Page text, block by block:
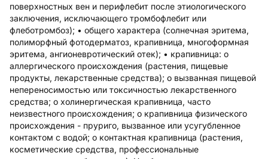
поверхностных вен и перифлебит после этиологического
заключения, исключающего тромбофлебит или
флеботромбоз); • общего характера (солнечная эритема,
полиморфный фотодерматоз, крапивница, многоформная
эритема, ангионевротический отек); • крапивница: o
аллергического происхождения (растения, пищевые
продукты, лекарственные средства); o вызванная пищевой
непереносимостью или токсичностью лекарственного
средства; o холинергическая крапивница, часто
неизвестного происхождения; o крапивница физического
происхождения - пруриго, вызванное или усугубленное
контактом с водой; o контактная крапивница (растения,
косметические средства, профессиональные